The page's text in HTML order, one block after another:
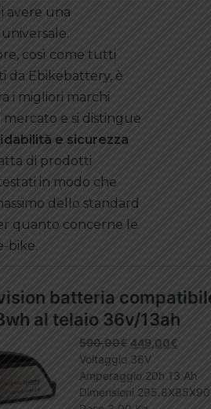
avere una
così come tutti
da Ebikebattery, è
i migliori marchi
mercato e si distingue
e sicurezza
di prodotti
in modo che
dello standard
quanto concerne le
bike.